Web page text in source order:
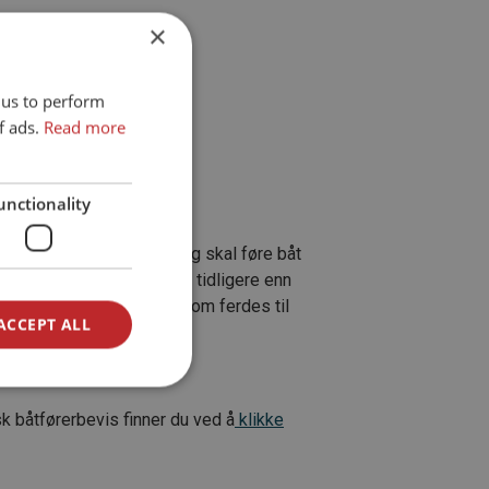
eller senere, og skal føre båt
Personer som er født tidligere enn
og sikkerhet for alle som ferdes til
båtførerbevis finner du ved å klikke
×
to perform
ads. Read more
ALL